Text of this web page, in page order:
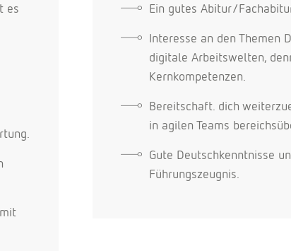
es
Ein gutes Abitur/
Interesse an den Themen
digitale Arbeitswelten,
Kernkompetenzen.
Bereitschaft. dich
in agilen Teams
Gute Deutschkenntnisse
Führungszeugnis.